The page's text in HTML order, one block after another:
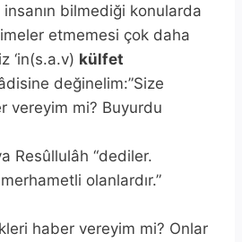
bilmediği konularda
etmemesi çok daha
‘in(s.a.v) külfet
değinelim:”Size
vereyim mi? Buyurdu
Resûllulâh “dediler.
olanlardır.”
haber vereyim mi? Onlar